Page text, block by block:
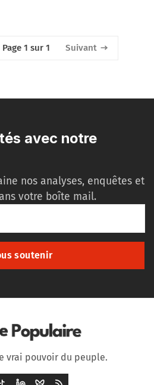
Page 1 sur 1 Suivant
avec notre
nos analyses, enquêtes et
votre boîte mail.
soutenir
vrai pouvoir du peuple.